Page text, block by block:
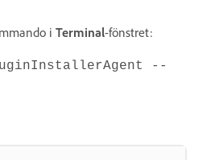
i Terminal-fönstret:
--